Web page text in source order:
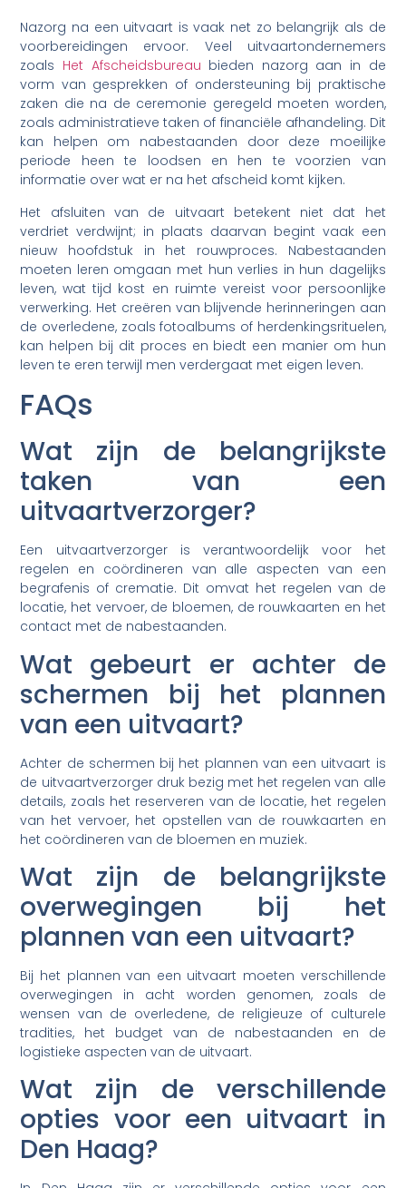
Nazorg na een uitvaart is vaak net zo belangrijk als de
voorbereidingen ervoor. Veel uitvaartondernemers
zoals Het Afscheidsbureau bieden nazorg aan in de
vorm van gesprekken of ondersteuning bij praktische
zaken die na de ceremonie geregeld moeten worden,
zoals administratieve taken of financiële afhandeling. Dit
kan helpen om nabestaanden door deze moeilijke
periode heen te loodsen en hen te voorzien van
informatie over wat er na het afscheid komt kijken.
Het afsluiten van de uitvaart betekent niet dat het
verdriet verdwijnt; in plaats daarvan begint vaak een
nieuw hoofdstuk in het rouwproces. Nabestaanden
moeten leren omgaan met hun verlies in hun dagelijks
leven, wat tijd kost en ruimte vereist voor persoonlijke
verwerking. Het creëren van blijvende herinneringen aan
de overledene, zoals fotoalbums of herdenkingsrituelen,
kan helpen bij dit proces en biedt een manier om hun
leven te eren terwijl men verdergaat met eigen leven.
FAQs
Wat zijn de belangrijkste
taken van een
uitvaartverzorger?
Een uitvaartverzorger is verantwoordelijk voor het
regelen en coördineren van alle aspecten van een
begrafenis of crematie. Dit omvat het regelen van de
locatie, het vervoer, de bloemen, de rouwkaarten en het
contact met de nabestaanden.
Wat gebeurt er achter de
schermen bij het plannen
van een uitvaart?
Achter de schermen bij het plannen van een uitvaart is
de uitvaartverzorger druk bezig met het regelen van alle
details, zoals het reserveren van de locatie, het regelen
van het vervoer, het opstellen van de rouwkaarten en
het coördineren van de bloemen en muziek.
Wat zijn de belangrijkste
overwegingen bij het
plannen van een uitvaart?
Bij het plannen van een uitvaart moeten verschillende
overwegingen in acht worden genomen, zoals de
wensen van de overledene, de religieuze of culturele
tradities, het budget van de nabestaanden en de
logistieke aspecten van de uitvaart.
Wat zijn de verschillende
opties voor een uitvaart in
Den Haag?